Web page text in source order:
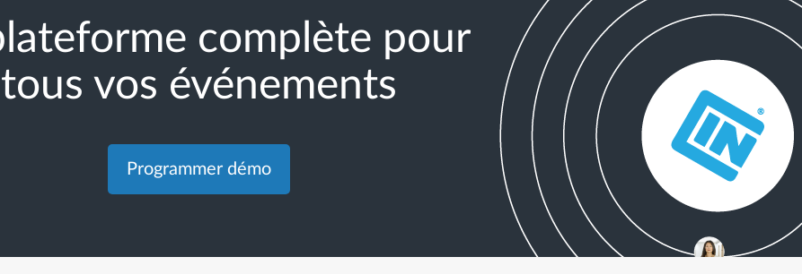
complète pour
tous vos événements
Programmer démo